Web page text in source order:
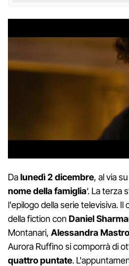
Dalunedì 2 dicembre, al via su
nome della famiglia‘. La terza
l'epilogo della serie televisiva. Il
della fiction con Daniel
Montanari, Alessandra
Aurora Ruffino si comporrà di
quattro puntate.